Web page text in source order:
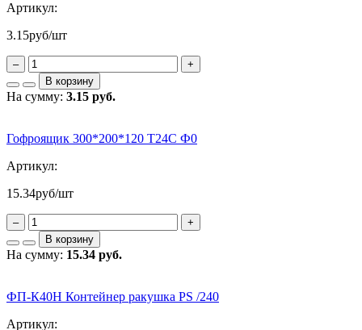
Артикул:
3.15руб/шт
–
+
В корзину
На сумму: 3.15 руб.
Гофроящик 300*200*120 Т24С Ф0
Артикул:
15.34руб/шт
–
+
В корзину
На сумму: 15.34 руб.
ФП-К40Н Контейнер ракушка PS /240
Артикул: